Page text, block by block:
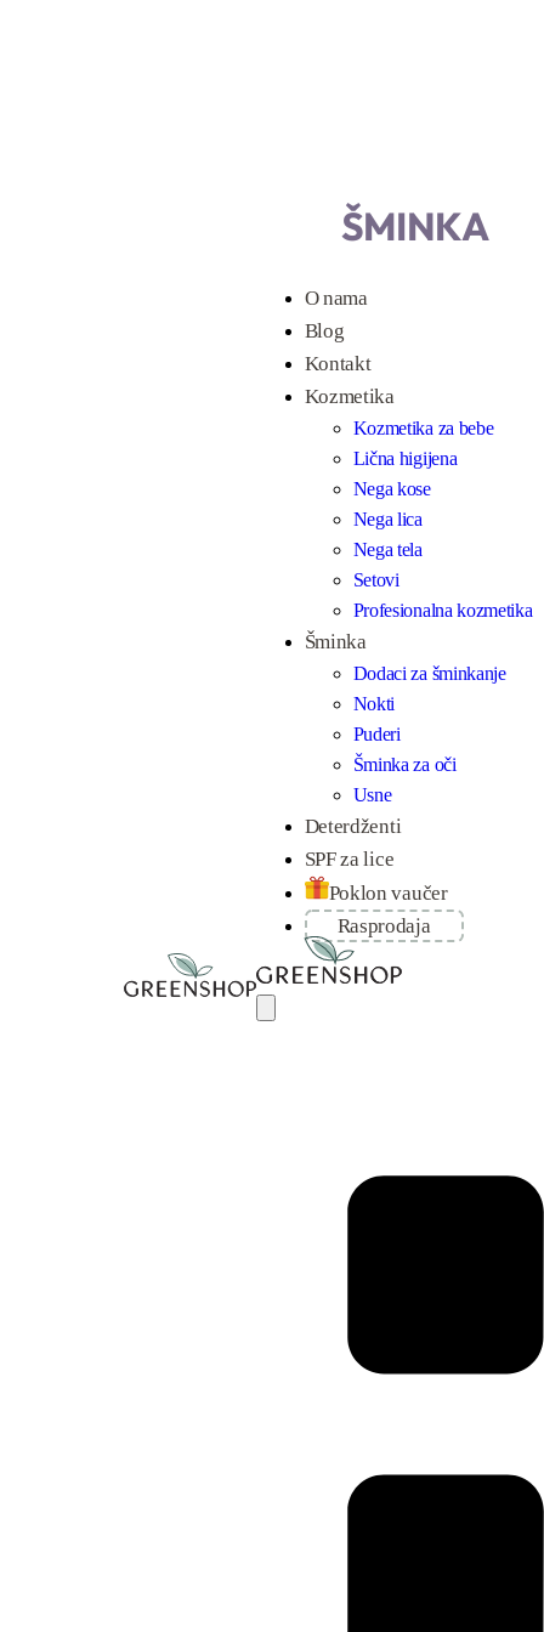
ŠMINKA
O nama
Blog
Kontakt
Kozmetika
Kozmetika za bebe
Lična higijena
Nega kose
Nega lica
Nega tela
Setovi
Profesionalna kozmetika
Šminka
Dodaci za šminkanje
Nokti
Puderi
Šminka za oči
Usne
Deterdženti
SPF za lice
Poklon vaučer
Rasprodaja